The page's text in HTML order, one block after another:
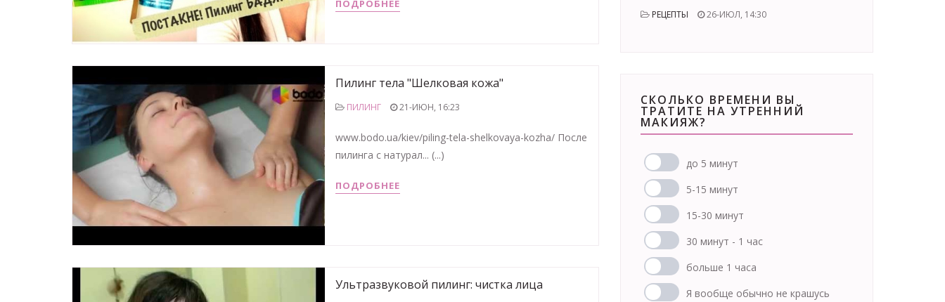
ПОДРОБНЕЕ
Пилинг тела "Шелковая кожа"
ПИЛИНГ 21-ИЮН, 16:23
www.bodo.ua/kiev/piling-tela-shelkovaya-kozha/ После
пилинга с натурал... (...)
ПОДРОБНЕЕ
Ультразвуковой пилинг: чистка лица
РЕЦЕПТЫ 26-ИЮЛ, 14:30
СКОЛЬКО ВРЕМЕНИ ВЫ
ТРАТИТЕ НА УТРЕННИЙ
МАКИЯЖ?
до 5 минут
5-15 минут
15-30 минут
30 минут - 1 час
больше 1 часа
Я вообще обычно не крашусь